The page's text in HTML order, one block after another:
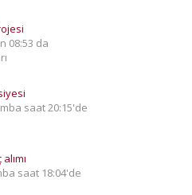
08:53 da
saat 20:15'de
saat 18:04'de